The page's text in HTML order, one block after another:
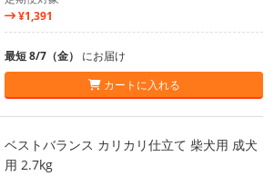
¥1,391
最短 8/7（金） にお届け
カートに入れる
ベストバランス カリカリ仕立て 柴犬用 成犬
用 2.7kg